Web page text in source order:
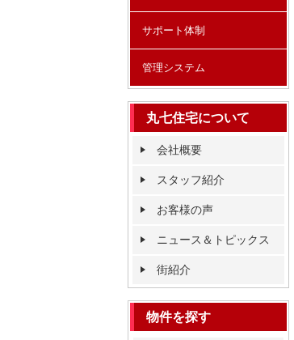
サポート体制
管理システム
丸七住宅について
会社概要
スタッフ紹介
お客様の声
ニュース＆トピックス
街紹介
物件を探す